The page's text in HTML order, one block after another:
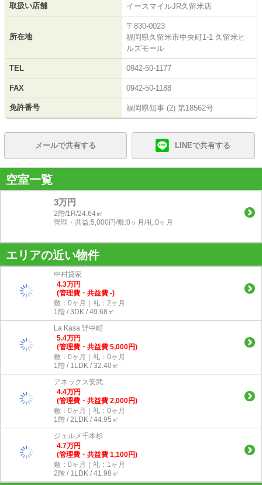
取扱い店舗 イースマイルJR久留米店
所在地
〒830-0023
福岡県久留米市中央町1-1 久留米ヒ
ルズモール
TEL 0942-50-1177
FAX 0942-50-1188
免許番号 福岡県知事 (2) 第18562号
メールで共有する LINEで共有する
空室一覧
3万円
2階/1R/24.64㎡
管理・共益:5,000円/敷:0ヶ月/礼:0ヶ月
エリアの近い物件
中村貸家
4.3万円
(管理費・共益費 -)
敷：0ヶ月｜礼：2ヶ月
1階 / 3DK / 49.68㎡
La Kasa 野中町
5.4万円
(管理費・共益費 5,000円)
敷：0ヶ月｜礼：0ヶ月
1階 / 1LDK / 32.40㎡
アネックス安武
4.4万円
(管理費・共益費 2,000円)
敷：0ヶ月｜礼：0ヶ月
1階 / 2LDK / 44.95㎡
ジェルメ千本杉
4.7万円
(管理費・共益費 1,100円)
敷：0ヶ月｜礼：1ヶ月
2階 / 1LDK / 41.98㎡